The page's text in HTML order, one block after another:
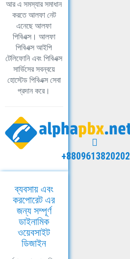
আর এ সমস্যার সমাধান
করতে আলফা নেট
এনেছে আলফা
পিবিএক্স। আলফা
পিবিএক্স আইপি
টেলিফোনি এবং পিবিএক্স
সার্ভিসের সবন্বয়ে
হোস্টেড পিবিএক্স সেবা
প্রদান করে।
+8809613820202
ব্যবসায় এবং
করপোরেট এর
জন্য সম্পূর্ণ
ডাইনামিক
ওয়েবসাইট
ডিজাইন